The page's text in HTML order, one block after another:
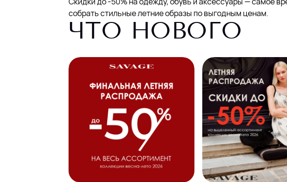
собрать стильные летние образы по выгодным ценам.
ЧТО НОВОГО